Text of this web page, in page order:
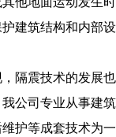
建筑结构和内部设
隔震技术的发展也
公司专业从事建筑
护等成套技术为一